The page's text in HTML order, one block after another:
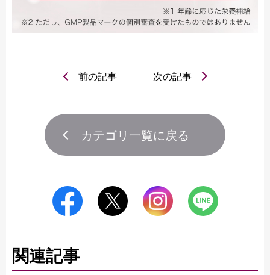
前の記事 次の記事
カテゴリ一覧に戻る
関連記事